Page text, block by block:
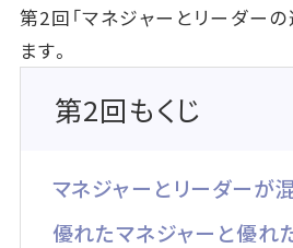
第2回「マネジャーとリーダー
ます。
第2回もくじ
マネジャーとリーダーが
優れたマネジャーと優れ